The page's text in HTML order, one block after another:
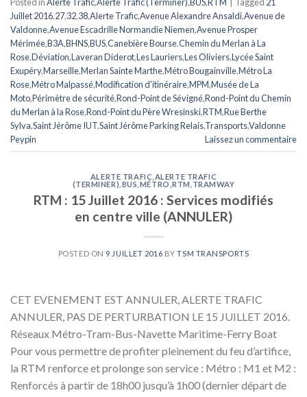
Juillet 2016,27,32,38,Alerte Trafic,Avenue Alexandre Ansaldi,Avenue de
Valdonne,Avenue Escadrille Normandie Niemen,Avenue Prosper
Mérimée,B3A,BHNS,BUS,Canebière Bourse,Chemin du Merlan à La
Rose,Déviation,Laveran Diderot,Les Lauriers,Les Oliviers,Lycée Saint
Exupéry,Marseille,Merlan Sainte Marthe,Métro Bougainville,Métro La
Rose,Métro Malpassé,Modification d'itinéraire,MPM,Musée de La
Moto,Périmètre de sécurité,Rond-Point de Sévigné,Rond-Point du Chemin
du Merlan à la Rose,Rond-Point du Père Wresinski,RTM,Rue Berthe
Sylva,Saint Jérôme IUT,Saint Jérôme Parking Relais,Transports,Valdonne
Peypin
Laissez un commentaire
ALERTE TRAFIC ALERTE TRAFIC
(TERMINER) BUS MÉTRO ,RTM TRAMWAY
RTM : 15 Juillet 2016 : Services modifiés
en centre ville (ANNULER)
POSTED ON 9 JUILLET 2016 BYTSM TRANSPORTS
CET EVENEMENT EST ANNULER, ALERTE TRAFIC
ANNULER, PAS DE PERTURBATION LE 15 JUILLET 2016.
Réseaux Métro-Tram-Bus-Navette Maritime-Ferry Boat
Pour vous permettre de profiter pleinement du feu d’artifice,
la RTM renforce et prolonge son service : Métro : M1 et M2 :
Renforcés à partir de 18h00 jusqu’à 1h00 (dernier départ de